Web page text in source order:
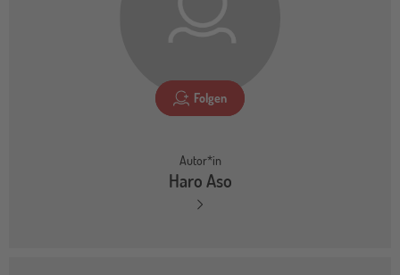
Folgen
Autor*in
Haro Aso